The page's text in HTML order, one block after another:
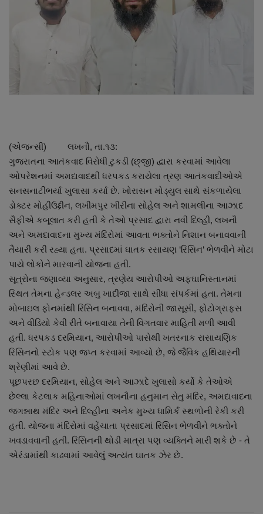
About Author
Dipotsav Special
આંતરરાષ્ટ્રીય
ગુજરાત
જુનાગઢ
Support US
બજારના સમાચાર
નાણાંકીય સમાચાર
સ્થાનિક સમાચાર
સ્પોર્ટ્સ
રાશિફળ
ગુનાખોરી
બોલિવૂડ
સ્વાસ્થ્ય
(એજન્સી) લખનૌ, તા.૧૩:
ગુજરાતના આતંકવાદ વિરોધી ટુકડી (છ્જી) દ્વારા કરવામાં આવેલા
ઓપરેશનમાં અમદાવાદથી ધરપકડ કરાયેલા ત્રણ આતંકવાદીઓએ
સનસનાટીભર્યા ખુલાસા કર્યા છે. ખોરાસન મોડ્યુલ સાથે સંકળાયેલા
ડોક્ટર મોહીઉદ્દીન, લખીમપુર ખીરીના સોહેલ અને શામલીના આઝાદ
સૈફીએ કબૂલાત કરી હતી કે તેઓ પ્રસાદ દ્વારા નવી દિલ્હી, લખનૌ
અને અમદાવાદના મુખ્ય મંદિરોમાં આવતા ભક્તોને નિશાન બનાવવાની
તૈયારી કરી રહ્યા હતા. પ્રસાદમાં ઘાતક રસાયણ ‘રિસિન‘ ભેળવીને મોટા
પાયે લોકોને મારવાની યોજના હતી.
સૂત્રોના જણાવ્યા અનુસાર, ત્રણેય આરોપીઓ અફઘાનિસ્તાનમાં
સ્થિત તેમના હેન્ડલર અબુ ખાદીજા સાથે સીધા સંપર્કમાં હતા. તેમના
મોબાઇલ ફોનમાંથી રિસિન બનાવવા, મંદિરોની જાસૂસી, ફોટોગ્રાફ્સ
અને વીડિયો કેવી રીતે બનાવાયા તેની વિગતવાર માહિતી મળી આવી
હતી. ધરપકડ દરમિયાન, આરોપીઓ પાસેથી ખતરનાક રાસાયણિક
રિસિનનો સ્ટોક પણ જપ્ત કરવામાં આવ્યો છે, જે જૈવિક હથિયારની
શ્રેણીમાં આવે છે.
પૂછપરછ દરમિયાન, સોહેલ અને આઝાદે ખુલાસો કર્યો કે તેઓએ
છેલ્લા કેટલાક મહિનાઓમાં લખનૌના હનુમાન સેતુ મંદિર, અમદાવાદના
જગન્નાથ મંદિર અને દિલ્હીના અનેક મુખ્ય ધામિર્ક સ્થળોની રેકી કરી
હતી. યોજના મંદિરોમાં વહેંચાતા પ્રસાદમાં રિસિન ભેળવીને ભક્તોને
ખવડાવવાની હતી. રિસિનની થોડી માત્રા પણ વ્યક્તિને મારી શકે છે - તે
એરંડામાંથી કાઢવામાં આવેલું અત્યંત ઘાતક ઝેર છે.